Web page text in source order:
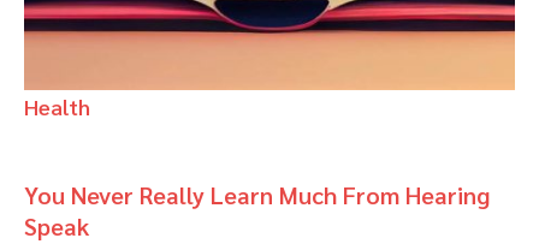
Health
You Never Really Learn Much From Hearing
Speak